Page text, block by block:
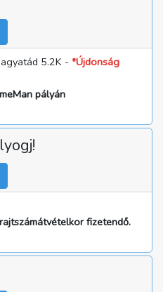
5.2K - *Újdonság
pályán
fizetendő.